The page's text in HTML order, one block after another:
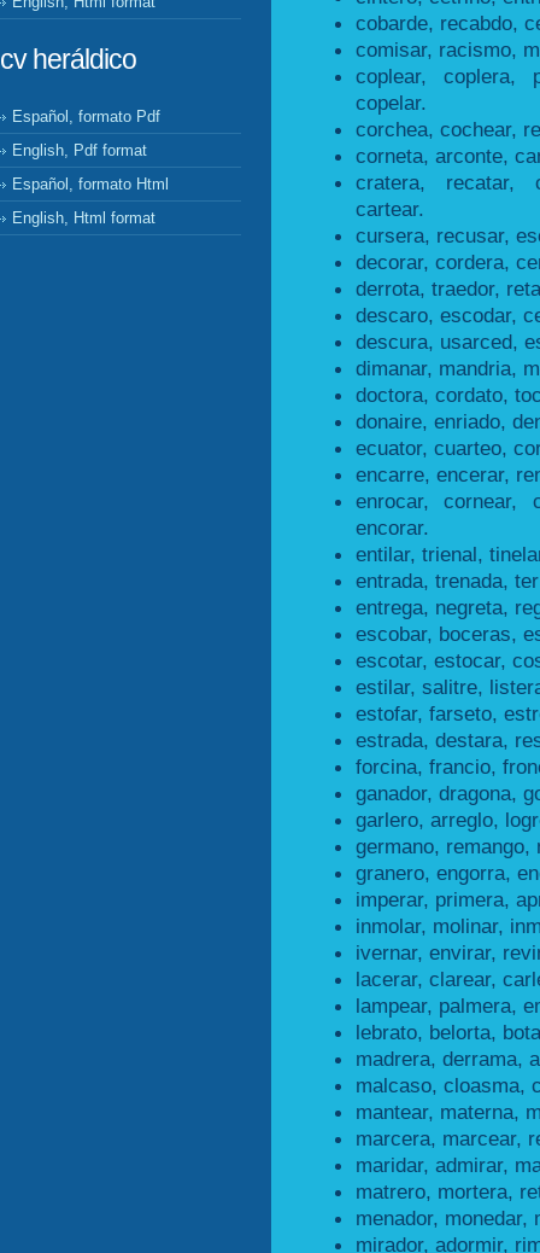
cv heráldico
Español, formato Pdf
English, Pdf format
Español, formato Html
English, Html format
cobarde, recabdo,
comisar, racismo,
coplear, coplera,
copelar.
corchea, cochear,
corneta, arconte,
cratera, recatar,
cartear.
cursera, recusar,
decorar, cordera,
derrota, traedor,
descaro, escodar,
descura, usarced,
dimanar, mandria,
doctora, cordato,
donaire, enriado,
ecuator, cuarteo,
encarre, encerar,
enrocar, cornear,
encorar.
entilar, trienal,
entrada, trenada,
entrega, negreta,
escobar, boceras,
escotar, estocar,
estilar, salitre,
estofar, farseto,
estrada, destara,
forcina, francio,
ganador, dragona,
garlero, arreglo,
germano, remango,
granero, engorra,
imperar, primera,
inmolar, molinar,
ivernar, envirar,
lacerar, clarear,
lampear, palmera,
lebrato, belorta,
madrera, derrama,
malcaso, cloasma,
mantear, materna,
marcera, marcear,
maridar, admirar,
matrero, mortera,
menador, monedar,
mirador, adormir,